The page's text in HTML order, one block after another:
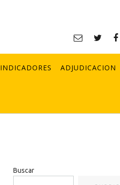
INDICADORES ADJUDICACION
Buscar